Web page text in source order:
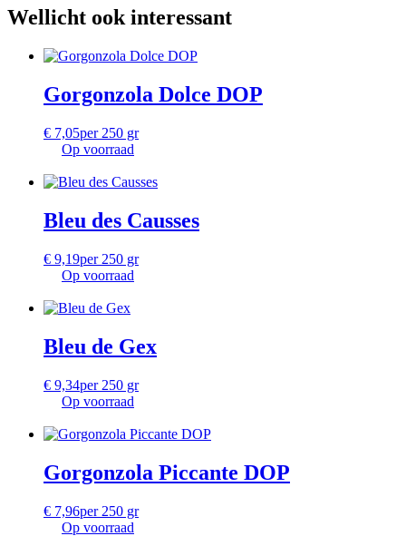
Wellicht ook interessant
Gorgonzola Dolce DOP
€ 7,05per 250 gr
Op voorraad
Bleu des Causses
€ 9,19per 250 gr
Op voorraad
Bleu de Gex
€ 9,34per 250 gr
Op voorraad
Gorgonzola Piccante DOP
€ 7,96per 250 gr
Op voorraad